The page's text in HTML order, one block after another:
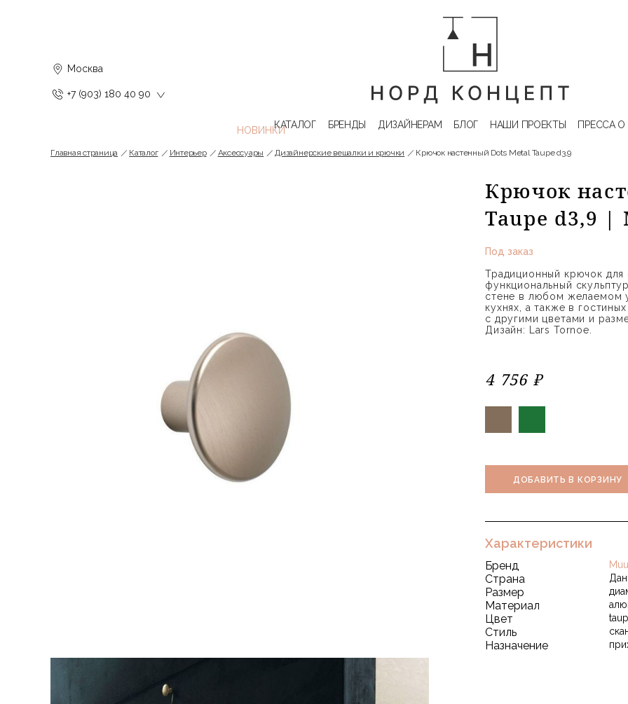
Москва
+7 (903) 180 40 90
КАТАЛОГ БРЕНДЫ ДИЗАЙНЕРАМ БЛОГ НАШИ ПРОЕКТЫ ПРЕССА О
Главная страница Каталог Интерьер Аксессуары Дизайнерские вешалки и крючки Крючок настенный Dots Metal Taupe d3,9
Крючок
Taupe d3,9 |
Под заказ
Традиционный крючок
функциональный
стене в любом желаемом
кухнях, а также в
с другими цветами и
Дизайн: Lars Tornoe.
4 756 ₽
ДОБАВИТЬ В КОРЗИНУ
Характеристики
Бренд
Страна
Размер
Материал
Цвет
Стиль
Назначение